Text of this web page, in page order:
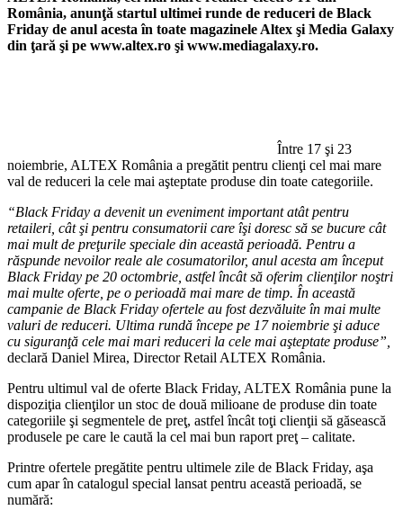
România, anunţă startul ultimei runde de reduceri de Black
Friday de anul acesta în toate magazinele Altex şi Media Galaxy
din ţară şi pe www.altex.ro şi www.mediagalaxy.ro.
Între 17 şi 23
noiembrie, ALTEX România a pregătit pentru clienţi cel mai mare
val de reduceri la cele mai aşteptate produse din toate categoriile.
“Black Friday a devenit un eveniment important atât pentru
retaileri, cât şi pentru consumatorii care îşi doresc să se bucure cât
mai mult de preţurile speciale din această perioadă. Pentru a
răspunde nevoilor reale ale cosumatorilor, anul acesta am început
Black Friday pe 20 octombrie, astfel încât să oferim clienţilor noştri
mai multe oferte, pe o perioadă mai mare de timp. În această
campanie de Black Friday ofertele au fost dezvăluite în mai multe
valuri de reduceri. Ultima rundă începe pe 17 noiembrie şi aduce
cu siguranţă cele mai mari reduceri la cele mai aşteptate produse”,
declară Daniel Mirea, Director Retail ALTEX România.
Pentru ultimul val de oferte Black Friday, ALTEX România pune la
dispoziţia clienţilor un stoc de două milioane de produse din toate
categoriile şi segmentele de preţ, astfel încât toţi clienţii să găsească
produsele pe care le caută la cel mai bun raport preţ – calitate.
Printre ofertele pregătite pentru ultimele zile de Black Friday, aşa
cum apar în catalogul special lansat pentru această perioadă, se
numără: